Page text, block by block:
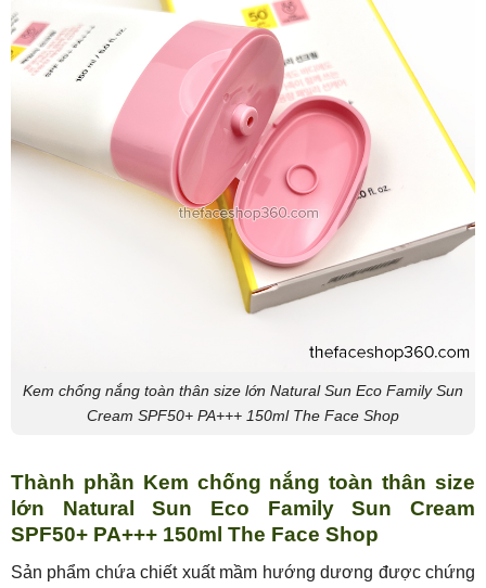
Kem chống nắng toàn thân size lớn Natural Sun Eco Family Sun
Cream SPF50+ PA+++ 150ml The Face Shop
Thành phần Kem chống nắng toàn thân size
lớn Natural Sun Eco Family Sun Cream
SPF50+ PA+++ 150ml The Face Shop
Sản phẩm chứa chiết xuất mầm hướng dương được chứng